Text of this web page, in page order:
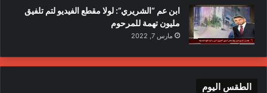
ابن عم “الشريري”: لولا مقطع الفيديو لتم تلفيق
مليون تهمة للمرحوم
مارس 7, 2022
الطقس اليوم